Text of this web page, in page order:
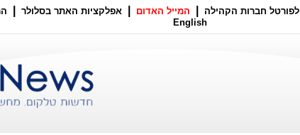
לפורטל חברות הקהילה המייל האדום אפלקציות האתר בסלולר
English